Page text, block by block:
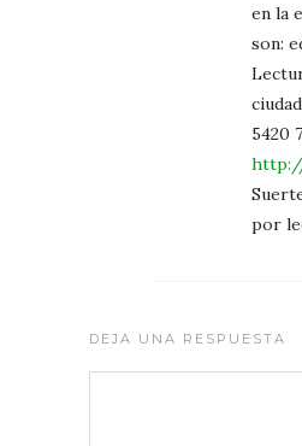
en la
son:
5420
por
DEJA UNA RESPUESTA